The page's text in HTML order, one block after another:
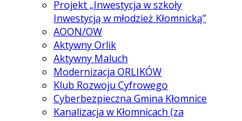
Projekt „Inwestycja w szkoły
Inwestycją w młodzież Kłomnicką”
AOON/OW
Aktywny Orlik
Aktywny Maluch
Modernizacja ORLIKÓW
Klub Rozwoju Cyfrowego
Cyberbezpieczna Gmina Kłomnice
Kanalizacja w Kłomnicach (za